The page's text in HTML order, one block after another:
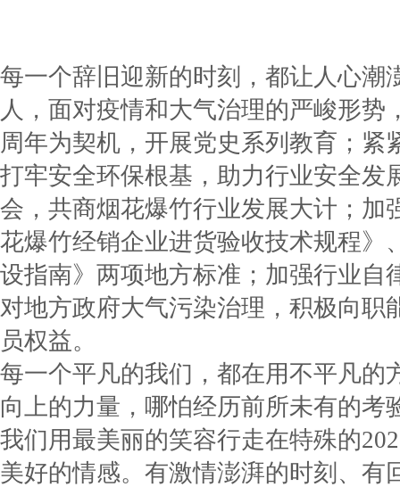
每一个辞旧迎新的时刻，都让人心潮
人，面对疫情和大气治理的严峻形势
周年为契机，开展党史系列教育；紧
打牢安全环保根基，助力行业安全发
会，共商烟花爆竹行业发展大计；加
花爆竹经销企业进货验收技术规程》
设指南》两项地方标准；加强行业自
对地方政府大气污染治理，积极向职
员权益。
每一个平凡的我们，都在用不平凡的
向上的力量，哪怕经历前所未有的考
我们用最美丽的笑容行走在特殊的
美好的情感。有激情澎湃的时刻、有